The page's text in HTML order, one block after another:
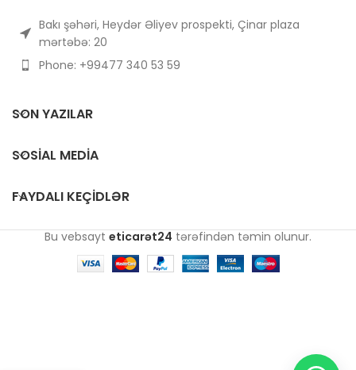
Bakı şəhəri, Heydər Əliyev prospekti, Çinar plaza
mərtəbə: 20
Phone: +99477 340 53 59
SON YAZILAR
SOSIAL MEDIA
FAYDALI KEÇIDLƏR
Bu vebsayt eticarət24 tərəfindən təmin olunur.